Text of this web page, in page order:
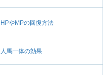
HPやMPの回復方法
人馬一体の効果